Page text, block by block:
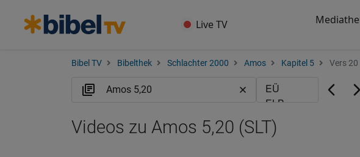
Live TV
Bibel TV Bibelthek Schlachter 2000 Amos Kapitel 5 Vers 20
Videos zu Amos 5,20 (SLT)